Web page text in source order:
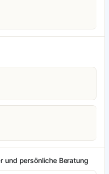
und persönliche Beratung